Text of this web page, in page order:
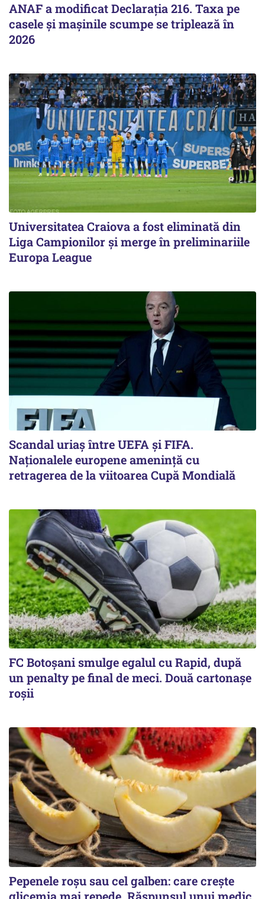
ANAF a modificat Declarația 216. Taxa pe
casele și mașinile scumpe se triplează în
2026
Universitatea Craiova a fost eliminată din
Liga Campionilor şi merge în preliminariile
Europa League
Scandal uriaş între UEFA şi FIFA.
Naţionalele europene ameninţă cu
retragerea de la viitoarea Cupă Mondială
FC Botoşani smulge egalul cu Rapid, după
un penalty pe final de meci. Două cartonaşe
roşii
Pepenele roșu sau cel galben: care crește
glicemia mai repede. Răspunsul unui medic